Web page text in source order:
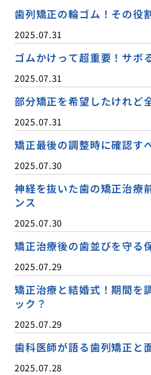
歯列矯正の輪ゴム！その役
2025.07.31
ゴムかけって超重要！サボ
2025.07.31
部分矯正を希望したけれど
2025.07.31
矯正最後の調整時に確認す
2025.07.30
神経を抜いた歯の矯正治療
ンス
2025.07.30
矯正治療後の歯並びを守る
2025.07.29
矯正治療と結婚式！期間を
ック？
2025.07.29
歯科医師が語る歯列矯正と
2025.07.28